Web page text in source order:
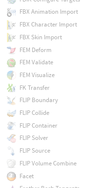
FBX Animation Import
FBX Character Import
FBX Skin Import
FEM Deform
FEM Validate
FEM Visualize
FK Transfer
FLIP Boundary
FLIP Collide
FLIP Container
FLIP Solver
FLIP Source
FLIP Volume Combine
Facet